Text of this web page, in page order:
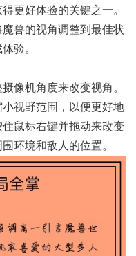
更好体验的关键之一。
兽的视角调整到最佳状
验。
像机角度来改变视角。
视野范围，以便更好地
鼠标右键并拖动来改变
环境和敌人的位置。